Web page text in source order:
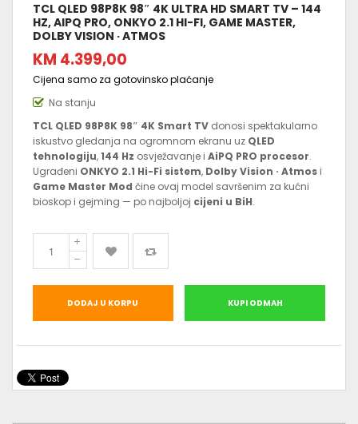
TCL QLED 98P8K 98″ 4K ULTRA HD SMART TV – 144
HZ, AIPQ PRO, ONKYO 2.1 HI-FI, GAME MASTER,
DOLBY VISION · ATMOS
KM 4.399,00
Cijena samo za gotovinsko plaćanje
Na stanju
TCL QLED 98P8K 98″ 4K Smart TV donosi spektakularno
iskustvo gledanja na ogromnom ekranu uz QLED
tehnologiju,144 Hz osvježavanje i AiPQ PRO procesor.
Ugrađeni ONKYO 2.1 Hi-Fi sistem, Dolby Vision · Atmos i
Game Master Mod čine ovaj model savršenim za kućni
bioskop i gejming — po najboljoj cijeni u BiH.
DODAJ U KORPU KUPI ODMAH